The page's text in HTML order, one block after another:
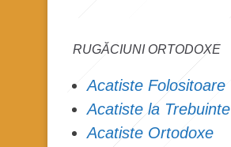
RUGĂCIUNI ORTODOXE
Acatiste Folositoare
Acatiste la Trebuinte
Acatiste Ortodoxe